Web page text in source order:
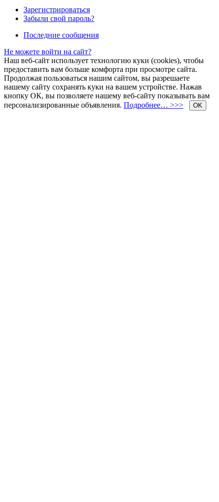
Зарегистрироваться
Забыли свой пароль?
Последние сообщения
Не можете войти на сайт?
Наш веб-сайт использует технологию куки (cookies), чтобы
предоставить вам больше комфорта при просмотре сайта.
Продолжая пользоваться нашим сайтом, вы разрешаете
нашему сайту сохранять куки на вашем устройстве. Нажав
кнопку ОК, вы позволяете нашему веб-сайту показывать вам
персонализированные объявления. Подробнее… >>> OK